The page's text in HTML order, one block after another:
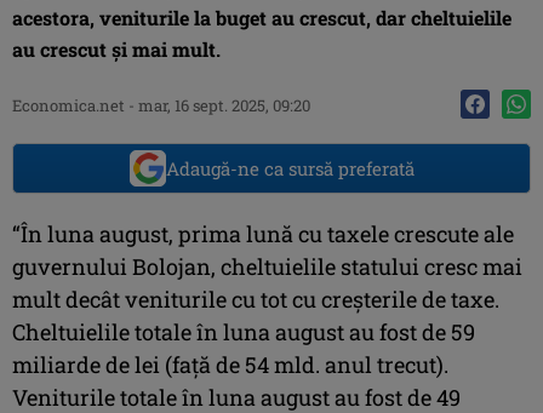
acestora, veniturile la buget au crescut, dar cheltuielile
au crescut și mai mult.
Economica.net - mar, 16 sept. 2025, 09:20
Adaugă-ne ca sursă preferată
“În luna august, prima lună cu taxele crescute ale
guvernului Bolojan, cheltuielile statului cresc mai
mult decât veniturile cu tot cu creșterile de taxe.
Cheltuielile totale în luna august au fost de 59
miliarde de lei (față de 54 mld. anul trecut).
Veniturile totale în luna august au fost de 49